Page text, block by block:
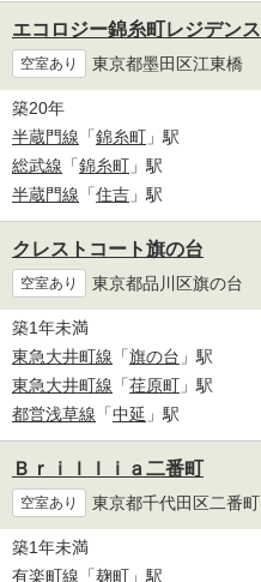
エコロジー錦糸町レジデンス
空室あり 東京都墨田区江東橋
築20年
半蔵門線 「錦糸町 」駅
総武線 「錦糸町 」駅
半蔵門線 「住吉 」駅
クレストコート旗の台
空室あり 東京都品川区旗の台
築1年未満
東急大井町線 「旗の台 」駅
東急大井町線 「荏原町 」駅
都営浅草線 「中延 」駅
Ｂｒｉｌｌｉａ二番町
空室あり 東京都千代田区二番町
築1年未満
有楽町線 「麹町 」駅